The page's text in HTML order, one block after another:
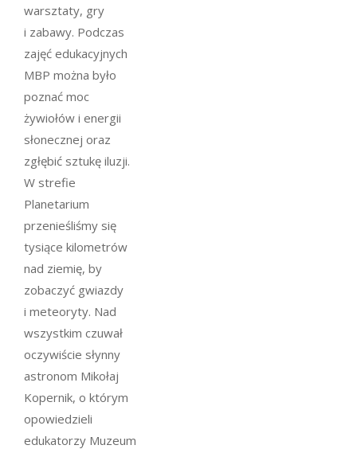
warsztaty, gry
i zabawy. Podczas
zajęć edukacyjnych
MBP można było
poznać moc
żywiołów i energii
słonecznej oraz
zgłębić sztukę iluzji.
W strefie
Planetarium
przenieśliśmy się
tysiące kilometrów
nad ziemię, by
zobaczyć gwiazdy
i meteoryty. Nad
wszystkim czuwał
oczywiście słynny
astronom Mikołaj
Kopernik, o którym
opowiedzieli
edukatorzy Muzeum